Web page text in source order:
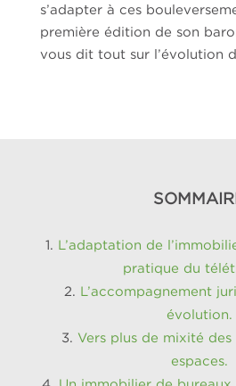
s’adapter à ces
première édition de son
vous dit tout sur l’évolution
L’adaptation de
pratique du
L’accompagnement
évolution.
Vers plus de mixité
espaces.